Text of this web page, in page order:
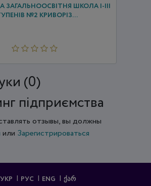
ЗАГАЛЬНООСВІТНЯ ШКОЛА І-ІІІ
№2 КРИВОРІЗ...
(0)
підприємства
отзывы, вы должны
или Зарегистрироваться
УКР РУС ENG ᲥᲐᲠ